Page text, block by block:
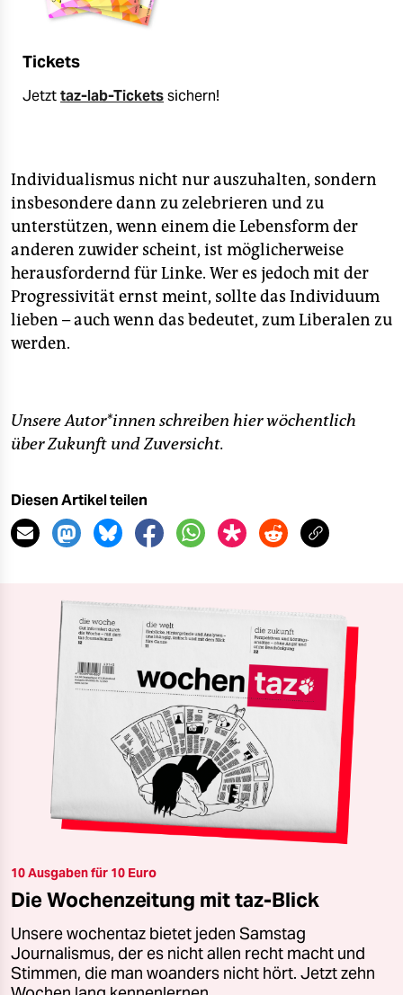
Tickets
Jetzttaz-lab-Ticketssichern!
Individualismus nicht nur auszuhalten, sondern
insbesondere dann zu zelebrieren und zu
unterstützen, wenn einem die Lebensform der
anderen zuwider scheint, ist möglicherweise
herausfordernd für Linke. Wer es jedoch mit der
Progressivität ernst meint, sollte das Individuum
lieben – auch wenn das bedeutet, zum Liberalen zu
werden.
Unsere Au­to­r*in­nen schreiben hier wöchentlich
über Zukunft und Zuversicht.
Diesen Artikel teilen
10 Ausgaben für 10 Euro
Die Wochenzeitung mit taz-Blick
Unsere wochentaz bietet jeden Samstag
Journalismus, der es nicht allen recht macht und
Stimmen, die man woanders nicht hört. Jetzt zehn